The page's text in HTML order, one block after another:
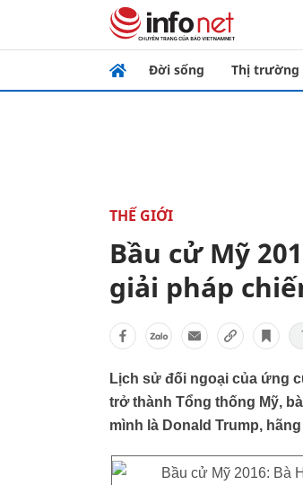
Đời sống Thị trường
THẾ GIỚI
Bầu cử Mỹ
giải pháp
Lịch sử đối ngoại của ứng
trở thành Tổng thống Mỹ,
mình là Donald Trump,